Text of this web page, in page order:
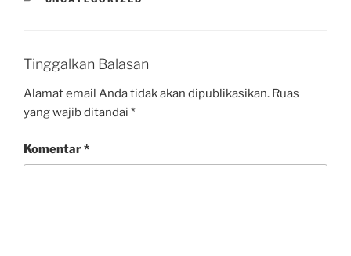
Tinggalkan Balasan
Alamat email Anda tidak akan dipublikasikan. Ruas
yang wajib ditandai *
Komentar*